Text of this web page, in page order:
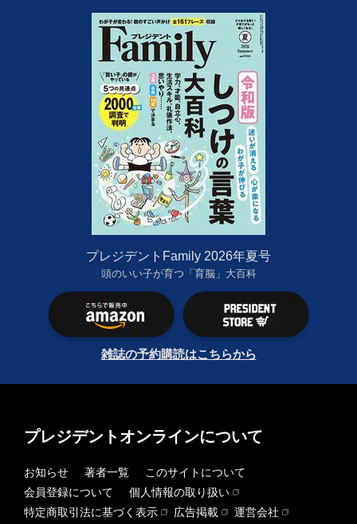
プレジデントFamily 2026年夏号
頭のいい子が育つ「育脳」大百科
雑誌の予約購読はこちらから
プレジデントオンラインについて
お知らせ 著者一覧
このサイトについて
会員登録について
個人情報の取り扱い
特定商取引法に基づく表示
広告掲載
運営会社